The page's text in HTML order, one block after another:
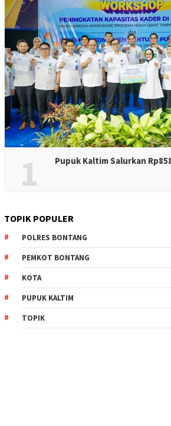
1 Pupuk Kaltim Salurkan
TOPIK POPULER
POLRES BONTANG
PEMKOT BONTANG
KOTA
PUPUK KALTIM
TOPIK